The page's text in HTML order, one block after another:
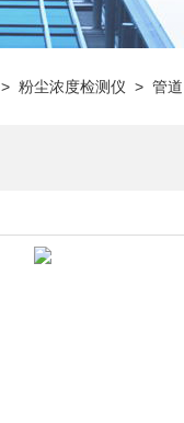
>粉尘浓度检测仪 >管道